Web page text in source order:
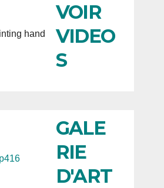
VOIR
VIDEO
S
GALE
RIE
D'ART